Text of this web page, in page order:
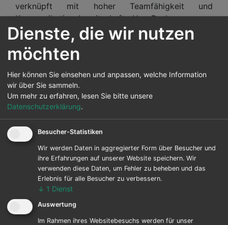
verknüpft mit hoher Teamfähigkeit und
Kommunikationsbereitschaft. Um Rechnungen zu
erstellen, Bestands- und Geschäftsbücher zu
pflegen, den Jahresabschluss vorzubereiten,
Steuererklärungen und Lohnabrechnungen zu
Ausgaben kompetent prüfen zu können, sind
außerdem eine analytische und genaue
Arbeitsweise Grundvoraussetzung. Eine
Weiterbildung oder Studium im Bereich
Finanzwirtschaft und Rechnungswesen sind
ebenfalls hilfreich. Denn Buchhalter sind per Du mit
Zahlen und arbeiten ständig mit ihnen – eine
entscheidende Grundlage für das anschließende
Controlling.
Dienste, die wir nutzen
möchten
Hier können Sie einsehen und anpassen, welche Information
wir über Sie sammeln.
Um mehr zu erfahren, lesen Sie bitte unsere
Datenschutzerklärung.
Besucher-Statistiken
Wir werden Daten in aggregierter Form über Besucher und
ihre Erfahrungen auf unserer Website speichern. Wir
verwenden diese Daten, um Fehler zu beheben und das
Erlebnis für alle Besucher zu verbessern.
↓ 1 Dienst
Auswertung
Im Rahmen ihres Websitebesuchs werden für unser